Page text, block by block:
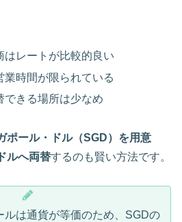
はレートが比較的良い
業時間が限られている
できる場所は少なめ
ポール・ドル（SGD）を用意
ルへ両替するのも賢い方法です。
ルは通貨が等価のため、SGDの